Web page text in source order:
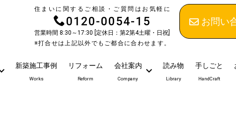
住まいに関するご相談・ご質問はお気軽に
0120-0054-15
営業時間 8:30～17:30 [定休日：第2第4土曜・日祝]
※打合せは上記以外でもご都合に合わせます。
お問い
新築施工事例
Works
リフォーム
Reform
会社案内
Company
読み物
Library
手しごと
HandCraft